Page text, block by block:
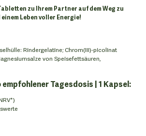
zu Ihrem Partner auf dem Weg zu
Leben voller Energie!
Rindergelatine; Chrom(III)-picolinat
von Speisefettsäuren,
Tagesdosis | 1 Kapsel: